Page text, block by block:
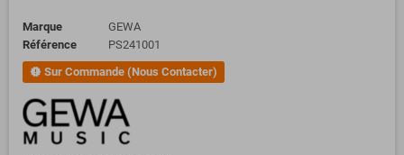
Marque
GEWA
Référence
PS241001
new_releases Sur Commande (Nous Contacter)